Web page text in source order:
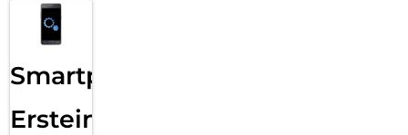
Smartphone
Ersteinrichtung